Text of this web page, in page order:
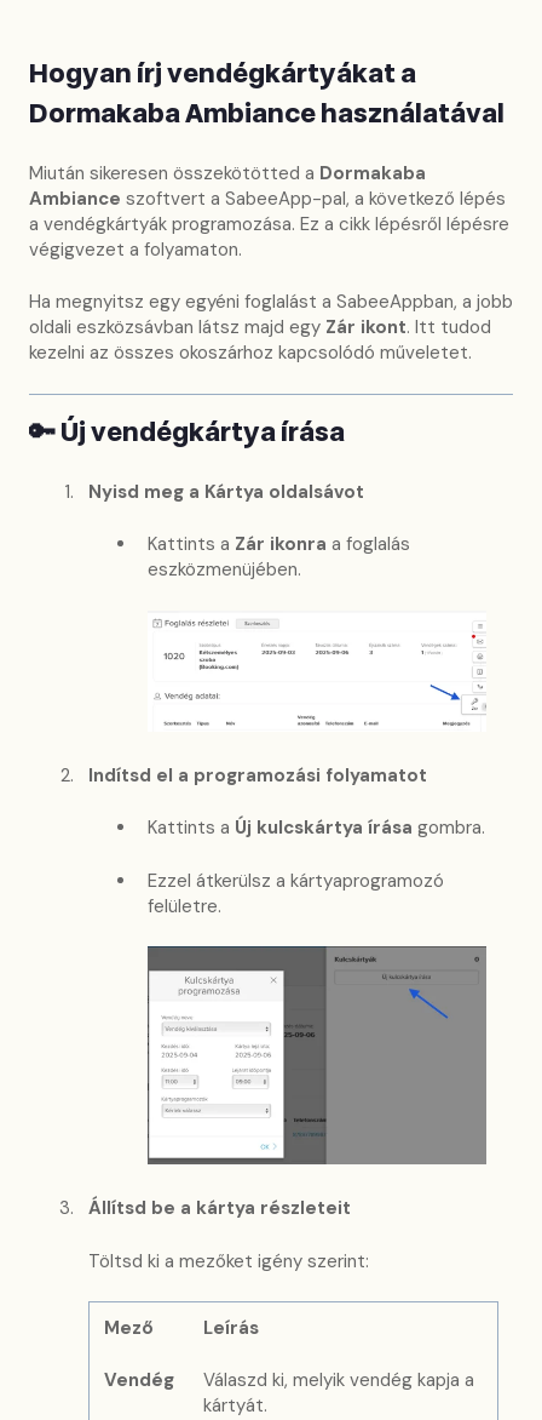
Hogyan írj vendégkártyákat a
Dormakaba Ambiance használatával
Miután sikeresen összekötötted a Dormakaba
Ambiance szoftvert a SabeeApp-pal, a következő lépés
a vendégkártyák programozása. Ez a cikk lépésről lépésre
végigvezet a folyamaton.
Ha megnyitsz egy egyéni foglalást a SabeeAppban, a jobb
oldali eszközsávban látsz majd egy Zár ikont. Itt tudod
kezelni az összes okoszárhoz kapcsolódó műveletet.
🔑 Új vendégkártya írása
Nyisd meg a Kártya oldalsávot
Kattints a Zár ikonra a foglalás
eszközmenüjében.
Indítsd el a programozási folyamatot
Kattints a Új kulcskártya írása gombra.
Ezzel átkerülsz a kártyaprogramozó
felületre.
Állítsd be a kártya részleteit
Töltsd ki a mezőket igény szerint:
Mező Leírás
Vendég
Válaszd ki, melyik vendég kapja a
kártyát.